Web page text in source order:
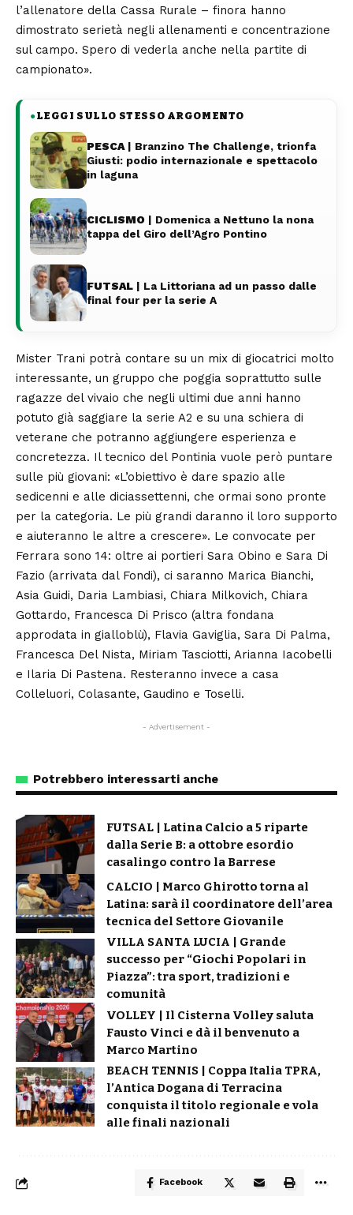
l’allenatore della Cassa Rurale – finora hanno
dimostrato serietà negli allenamenti e concentrazione
sul campo. Spero di vederla anche nella partite di
campionato».
●LEGGI SULLO STESSO ARGOMENTO
PESCA | Branzino The Challenge, trionfa
Giusti: podio internazionale e spettacolo
in laguna
CICLISMO | Domenica a Nettuno la nona
tappa del Giro dell’Agro Pontino
FUTSAL | La Littoriana ad un passo dalle
final four per la serie A
Mister Trani potrà contare su un mix di giocatrici molto
interessante, un gruppo che poggia soprattutto sulle
ragazze del vivaio che negli ultimi due anni hanno
potuto già saggiare la serie A2 e su una schiera di
veterane che potranno aggiungere esperienza e
concretezza. Il tecnico del Pontinia vuole però puntare
sulle più giovani: «L’obiettivo è dare spazio alle
sedicenni e alle diciassettenni, che ormai sono pronte
per la categoria. Le più grandi daranno il loro supporto
e aiuteranno le altre a crescere». Le convocate per
Ferrara sono 14: oltre ai portieri Sara Obino e Sara Di
Fazio (arrivata dal Fondi), ci saranno Marica Bianchi,
Asia Guidi, Daria Lambiasi, Chiara Milkovich, Chiara
Gottardo, Francesca Di Prisco (altra fondana
approdata in gialloblù), Flavia Gaviglia, Sara Di Palma,
Francesca Del Nista, Miriam Tasciotti, Arianna Iacobelli
e Ilaria Di Pastena. Resteranno invece a casa
Colleluori, Colasante, Gaudino e Toselli.
- Advertisement -
Potrebbero interessarti anche
FUTSAL | Latina Calcio a 5 riparte
dalla Serie B: a ottobre esordio
casalingo contro la Barrese
CALCIO | Marco Ghirotto torna al
Latina: sarà il coordinatore dell’area
tecnica del Settore Giovanile
VILLA SANTA LUCIA | Grande
successo per “Giochi Popolari in
Piazza”: tra sport, tradizioni e
comunità
VOLLEY | Il Cisterna Volley saluta
Fausto Vinci e dà il benvenuto a
Marco Martino
BEACH TENNIS | Coppa Italia TPRA,
l’Antica Dogana di Terracina
conquista il titolo regionale e vola
alle finali nazionali
Facebook